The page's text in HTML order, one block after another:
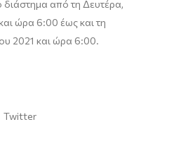
διάστημα από τη Δευτέρα,
ώρα 6:00 έως και τη
2021 και ώρα 6:00.
Twitter